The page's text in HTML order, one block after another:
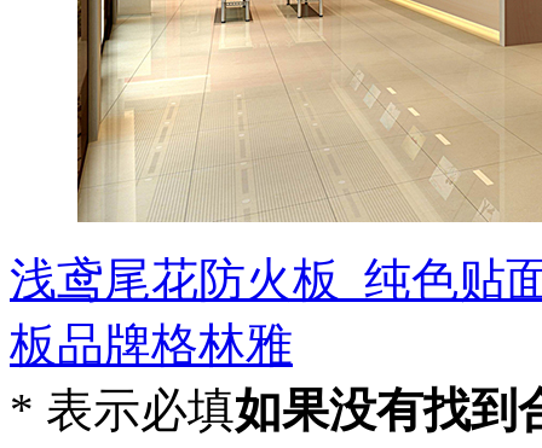
浅鸢尾花防火板_纯色贴
板品牌格林雅
* 表示必填如果没有找到